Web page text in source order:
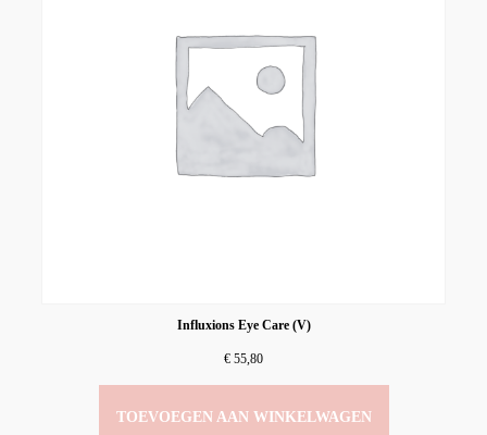
Influxions Eye Care (V)
€ 55,80
TOEVOEGEN AAN WINKELWAGEN